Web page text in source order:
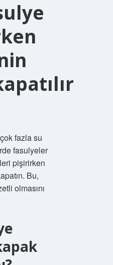
fazla su
fasulyeler
pişirirken
Bu,
olmasını